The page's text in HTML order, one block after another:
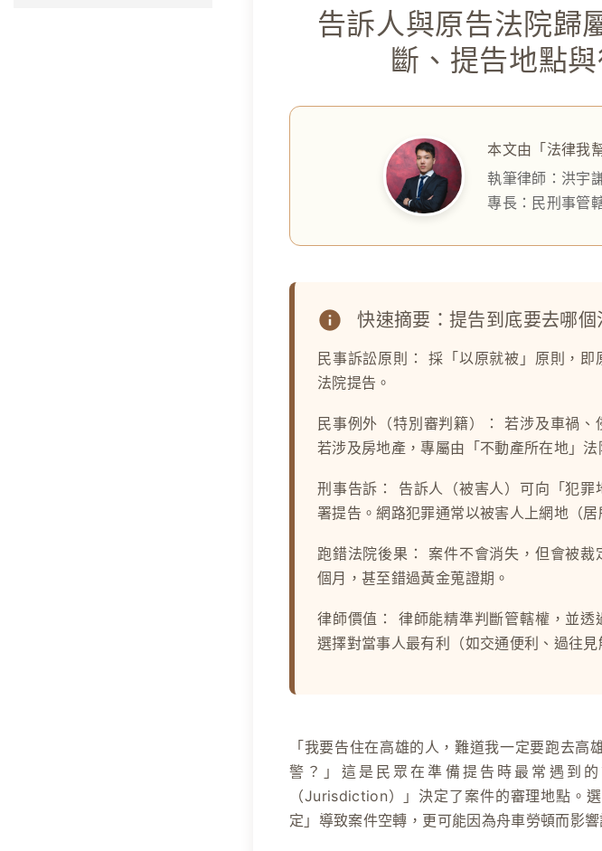
告訴人與原告法院歸
斷、提告地點
本文由「法律我
執筆律師： 洪宇
專長：民刑事管
快速摘要：提告到底要去哪個
民事訴訟原則：
採「以原就被」原則，
法院提告。
民事例外（特別審判籍）：
若涉及車禍、
若涉及房地產，專屬由「不動產所在地」法
刑事告訴：
告訴人（被害人）可向「犯
署提告。網路犯罪通常以被害人上網地（
跑錯法院後果：
案件不會消失，但會被
個月，甚至錯過黃金蒐證期。
律師價值：
律師能精準判斷管轄權，並透
選擇對當事人最有利（如交通便利、過往見
「我要告住在高雄的人，難道我一定要跑去
警？」這是民眾在準備提告時最常遇到
（Jurisdiction）」決定了案件的審理地點。
定」導致案件空轉，更可能因為舟車勞頓而影響